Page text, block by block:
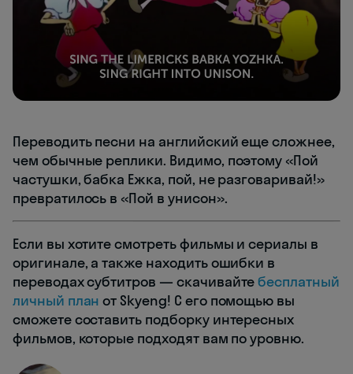
Переводить песни на английский еще сложнее,
чем обычные реплики. Видимо, поэтому «Пой
частушки, бабка Ежка, пой, не разговаривай!»
превратилось в «Пой в унисон».
Если вы хотите смотреть фильмы и сериалы в
оригинале, а также находить ошибки в
переводах субтитров — скачивайтебесплатный
личный план от Skyeng! С его помощью вы
сможете составить подборку интересных
фильмов, которые подходят вам по уровню.